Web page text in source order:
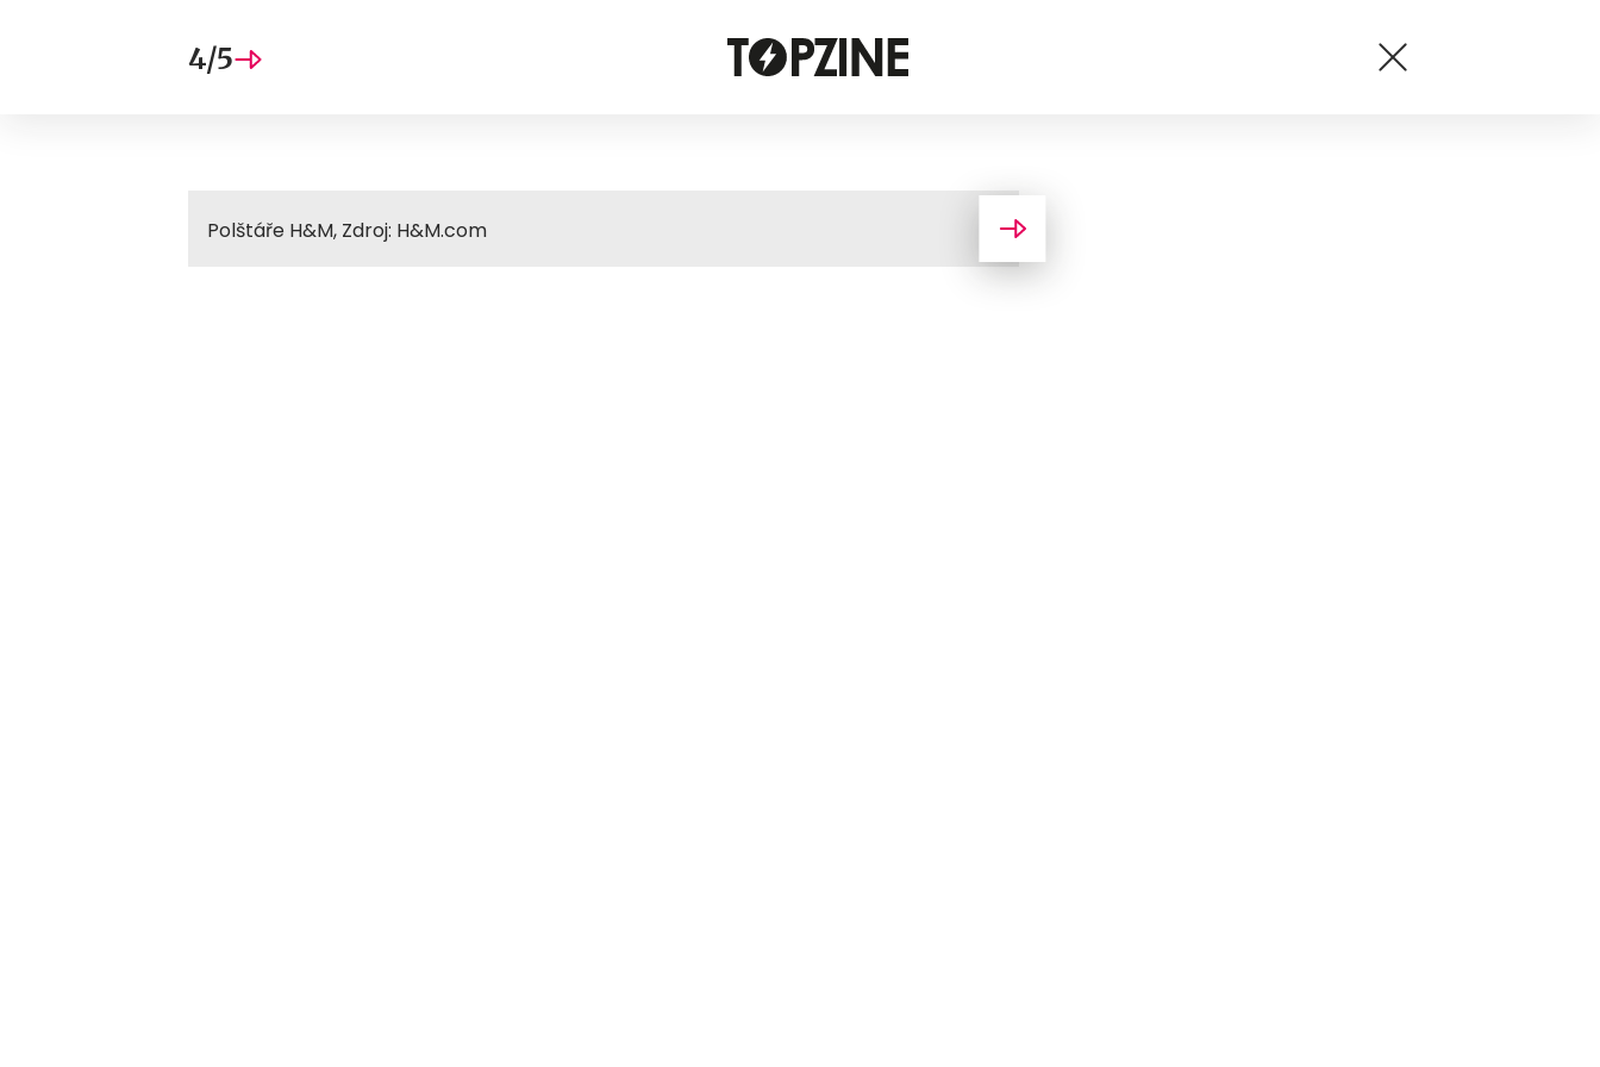
4/5
Polštáře H&M, Zdroj: H&M.com